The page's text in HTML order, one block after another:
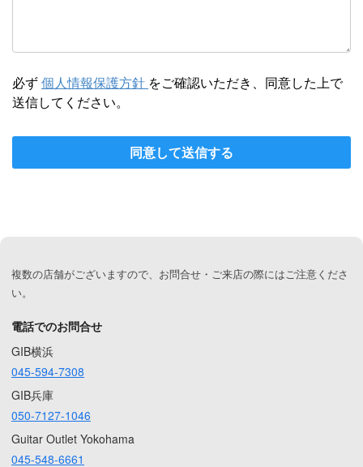
必ず個人情報保護方針 をご確認いただき、同意した上で
送信してください。
同意して送信する
複数の店舗がございますので、お問合せ・ご来店の際にはご注意くださ
い。
電話でのお問合せ
GIB横浜
045-594-7308
GIB兵庫
050-7127-1046
Guitar Outlet Yokohama
045-548-6661